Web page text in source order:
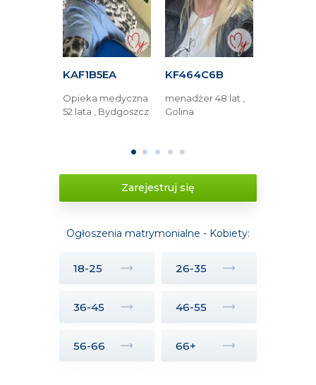
KAF1B5EA
Opieka medyczna
52 lata , Bydgoszcz
KF464C6B
menadżer 48 lat ,
Golina
1 2 3 4 5
Zarejestruj się
Ogłoszenia matrymonialne - Kobiety:
18-25 26-35
36-45 46-55
56-66 66+